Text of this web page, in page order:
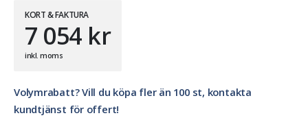
KORT & FAKTURA
7 054 kr
inkl. moms
Volymrabatt? Vill du köpa fler än 100 st, kontakta
kundtjänst för offert!